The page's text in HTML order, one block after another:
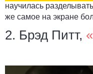
научилась
же самое на экране
2. Брэд Питт,